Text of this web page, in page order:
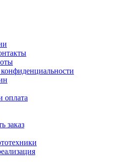
оплата
заказ